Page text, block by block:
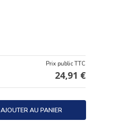
Prix public TTC
24,91 €
AJOUTER AU PANIER